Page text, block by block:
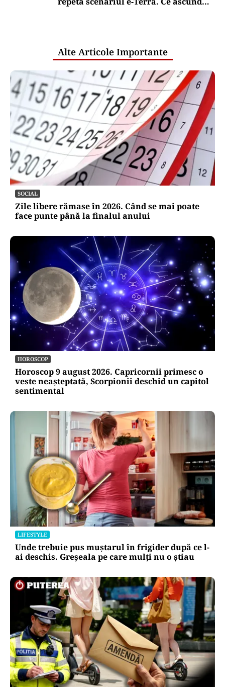
această toamnă
Puterea Financiara
România intră în jocul marilor puteri
pentru uraniul blocat în Niger. Miza:
un stoc de peste 1.000 de tone
Oficiuldestiri.ro
Atacurile cibernetice expun
vulnerabilitățile statului român: ANP
repetă scenariul e‑Terra. Ce ascund
comunicările oficiale și cine răspunde
pentru mentenanța IT a instituțiilor
publice
Alte Articole Importante
Zile libere rămase în 2026. Când se mai poate
face punte până la finalul anului
HOROSCOP
Horoscop 9 august 2026. Capricornii primesc o
veste neașteptată, Scorpionii deschid un capitol
sentimental
LIFESTYLE